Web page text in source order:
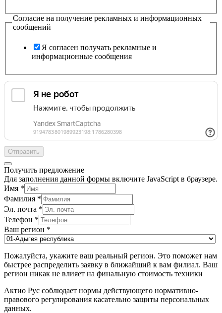
Согласие на получение рекламных и информационных
сообщений
Я согласен получать рекламные и
информационные сообщения
Отправить
Получить предложение
Для заполнения данной формы включите JavaScript в браузере.
Имя *
Фамилия *
Эл. почта *
Телефон *
Ваш регион *
Пожалуйста, укажите ваш реальный регион. Это поможет нам
быстрее распределить заявку в ближайший к вам филиал. Ваш
регион никак не влияет на финальную стоимость техники
Актио Рус соблюдает нормы действующего нормативно-
правового регулирования касательно защиты персональных
данных.